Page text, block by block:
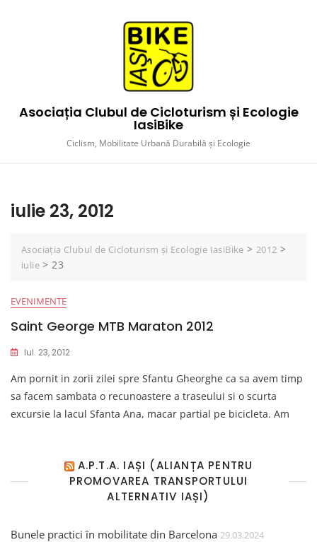
Asociația Clubul de Cicloturism și Ecologie
IasiBike
Ciclism, Mobilitate Urbană Durabilă și Ecologie
iulie 23, 2012
Asociația Clubul de Cicloturism și Ecologie IasiBike >2012 >
iulie >23
EVENIMENTE
Saint George MTB Maraton 2012
Iul. 23, 2012
Am pornit in zorii zilei spre Sfantu Gheorghe ca sa avem timp
sa facem sambata o recunoastere a traseului si o scurta
excursie la lacul Sfanta Ana, macar partial pe bicicleta. Am
A.P.T.A. IAȘI (ALIANȚA PENTRU
PROMOVAREA TRANSPORTULUI
ALTERNATIV IAȘI)
Bunele practici în mobilitate din Barcelona 29.03.2024